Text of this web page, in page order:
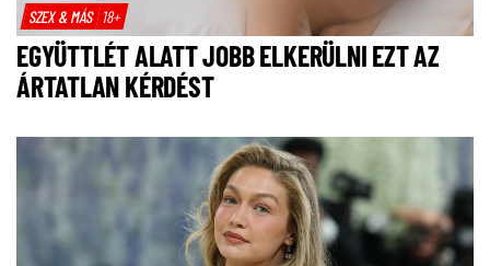
SZEX & MÁS 18+
EGYÜTTLÉT ALATT JOBB ELKERÜLNI EZT AZ
ÁRTATLAN KÉRDÉST